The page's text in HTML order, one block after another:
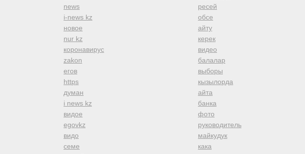
news
i-news kz
новое
nur kz
коронавирус
zakon
егов
https
думан
i news kz
видое
egovkz
видо
семе
ресей
обсе
айту
керек
видео
балалар
выборы
кызылорда
айта
банка
фото
руководитель
майкудук
кака